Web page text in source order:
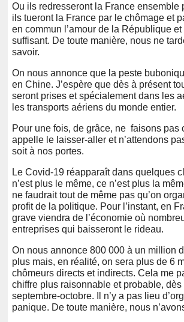
Ou ils redresseront la France ensemble
ils tueront la France par le chômage et
en commun l’amour de la République et
suffisant. De toute manière, nous ne
savoir.
On nous annonce que la peste
en Chine. J’espère que dès à présent
seront prises et spécialement dans les
les transports aériens du monde entier.
Pour une fois, de grâce, ne faisons pas
appelle le laisser-aller et n’attendons
soit à nos portes.
Le Covid-19 réapparaît dans quelques
n’est plus le même, ce n’est plus la
ne faudrait tout de même pas qu’on
profit de la politique. Pour l’instant, en
grave viendra de l’économie où
entreprises qui baisseront le rideau.
On nous annonce 800 000 à un million
plus mais, en réalité, on sera plus de 6
chômeurs directs et indirects. Cela me
chiffre plus raisonnable et probable,
septembre-octobre. Il n’y a pas lieu
panique. De toute manière, nous